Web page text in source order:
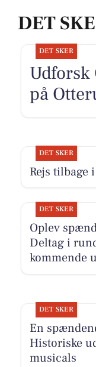
DET
DET SKER
på
DET SKER
Rejs tilbage
DET SKER
Oplev
Deltag i
kommende
DET SKER
En
Historiske
musicals